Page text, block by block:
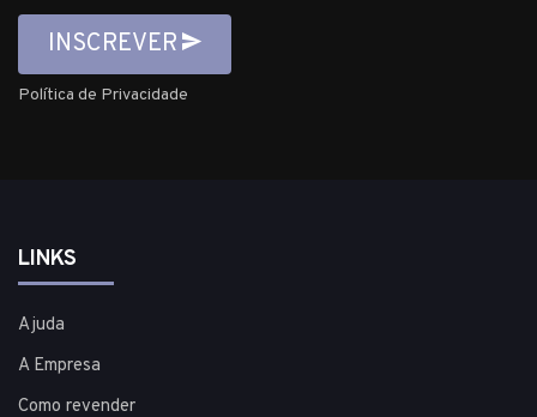
INSCREVER
Política de Privacidade
LINKS
Ajuda
A Empresa
Como revender